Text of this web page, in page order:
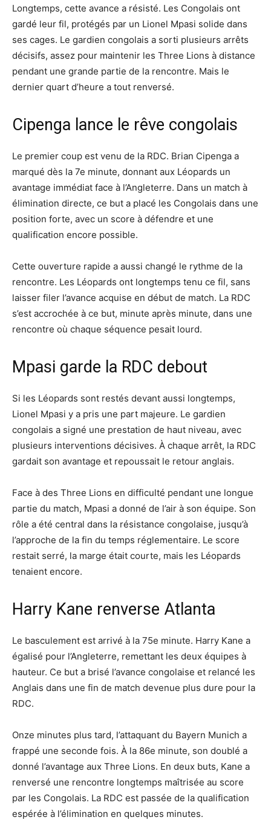
Longtemps, cette avance a résisté. Les Congolais ont
gardé leur fil, protégés par un Lionel Mpasi solide dans
ses cages. Le gardien congolais a sorti plusieurs arrêts
décisifs, assez pour maintenir les Three Lions à distance
pendant une grande partie de la rencontre. Mais le
dernier quart d’heure a tout renversé.
Cipenga lance le rêve congolais
Le premier coup est venu de la RDC. Brian Cipenga a
marqué dès la 7e minute, donnant aux Léopards un
avantage immédiat face à l’Angleterre. Dans un match à
élimination directe, ce but a placé les Congolais dans une
position forte, avec un score à défendre et une
qualification encore possible.
Cette ouverture rapide a aussi changé le rythme de la
rencontre. Les Léopards ont longtemps tenu ce fil, sans
laisser filer l’avance acquise en début de match. La RDC
s’est accrochée à ce but, minute après minute, dans une
rencontre où chaque séquence pesait lourd.
Mpasi garde la RDC debout
Si les Léopards sont restés devant aussi longtemps,
Lionel Mpasi y a pris une part majeure. Le gardien
congolais a signé une prestation de haut niveau, avec
plusieurs interventions décisives. À chaque arrêt, la RDC
gardait son avantage et repoussait le retour anglais.
Face à des Three Lions en difficulté pendant une longue
partie du match, Mpasi a donné de l’air à son équipe. Son
rôle a été central dans la résistance congolaise, jusqu’à
l’approche de la fin du temps réglementaire. Le score
restait serré, la marge était courte, mais les Léopards
tenaient encore.
Harry Kane renverse Atlanta
Le basculement est arrivé à la 75e minute. Harry Kane a
égalisé pour l’Angleterre, remettant les deux équipes à
hauteur. Ce but a brisé l’avance congolaise et relancé les
Anglais dans une fin de match devenue plus dure pour la
RDC.
Onze minutes plus tard, l’attaquant du Bayern Munich a
frappé une seconde fois. À la 86e minute, son doublé a
donné l’avantage aux Three Lions. En deux buts, Kane a
renversé une rencontre longtemps maîtrisée au score
par les Congolais. La RDC est passée de la qualification
espérée à l’élimination en quelques minutes.